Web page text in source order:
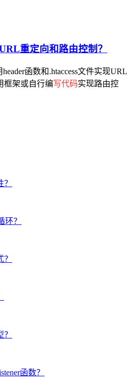
重定向和路由控制？
函数和.htaccess文件实现URL
框架或自行编写代码实现路由控
环？
函数？